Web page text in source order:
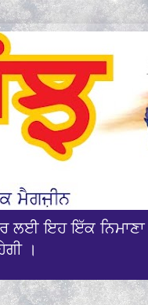
ਲਈ ਇਹ ਇੱਕ ਨਿਮਾਣਾ
।